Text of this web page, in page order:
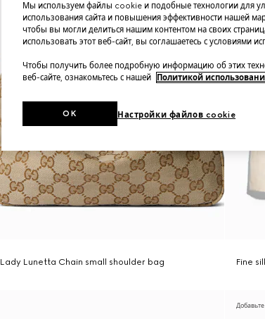
Lady Lunetta Chain small shoulder bag Fine
Мы используем файлы cookie и подобные технологии для
использования сайта и повышения эффективности нашей
чтобы вы могли делиться нашим контентом на своих
использовать этот веб-сайт, вы соглашаетесь с условиями
Чтобы получить более подробную информацию об этих
веб-сайте, ознакомьтесь с нашей
Политикой
Настройки файлов cookie
OK